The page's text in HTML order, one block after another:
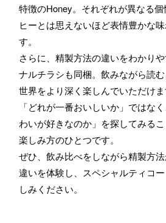
特徴のHoney。それぞれが異なる
ヒーとは思えないほど表情豊かな
す。
さらに、精製方法の違いをわかり
ナルチラシも同梱。飲みながら読
世界をより深く楽しんでいただけま
「どれが一番おいしいか」ではな
わいが好きなのか」を探してみる
楽しみ方のひとつです。
ぜひ、飲み比べをしながら精製方
違いを体験し、スペシャルティコ
しみください。